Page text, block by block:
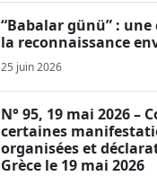
“Babalar günü” :
la reconnaissance
25 juin 2026
N° 95, 19 mai 2026 –
certaines
organisées et
Grèce le 19 mai 2026